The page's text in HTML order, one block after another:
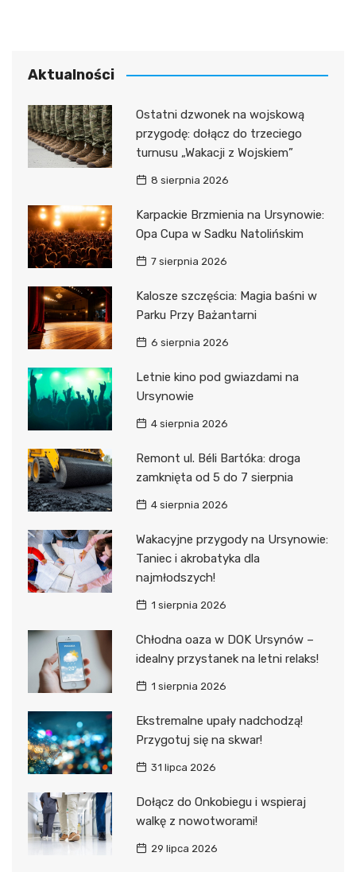
Aktualności
Ostatni dzwonek na wojskową
przygodę: dołącz do trzeciego
turnusu „Wakacji z Wojskiem”
8 sierpnia 2026
Karpackie Brzmienia na Ursynowie:
Opa Cupa w Sadku Natolińskim
7 sierpnia 2026
Kalosze szczęścia: Magia baśni w
Parku Przy Bażantarni
6 sierpnia 2026
Letnie kino pod gwiazdami na
Ursynowie
4 sierpnia 2026
Remont ul. Béli Bartóka: droga
zamknięta od 5 do 7 sierpnia
4 sierpnia 2026
Wakacyjne przygody na Ursynowie:
Taniec i akrobatyka dla
najmłodszych!
1 sierpnia 2026
Chłodna oaza w DOK Ursynów –
idealny przystanek na letni relaks!
1 sierpnia 2026
Ekstremalne upały nadchodzą!
Przygotuj się na skwar!
31 lipca 2026
Dołącz do Onkobiegu i wspieraj
walkę z nowotworami!
29 lipca 2026